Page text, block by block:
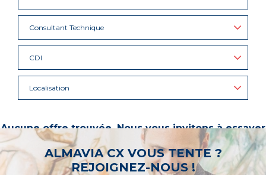
Consultant Technique
CDI
Localisation
Aucune offre trouvée. Nous vous invitons à essayer
d’autres mots-clés ou à sélectionner un « métier ».
ALMAVIA CX VOUS TENTE ?
REJOIGNEZ-NOUS !